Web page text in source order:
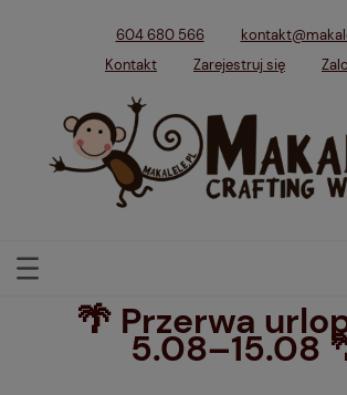
604 680 566
Kontakt
Zarejestruj się
🌴 Przerwa
5.08–15.08